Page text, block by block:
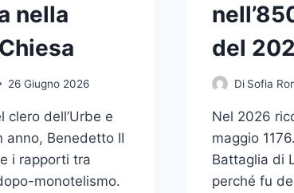
nella
26 Giugno 2026
clero dell’Urbe e
anno, Benedetto II
i rapporti tra
monotelismo.
del
Di Sofia
Nel 2026
maggio
Battaglia di
perché fu